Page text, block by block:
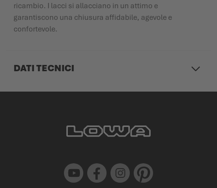
ricambio. I lacci si allacciano in un attimo e
garantiscono una chiusura affidabile, agevole e
confortevole.
DATI TECNICI
Youtube Facebook Instagram Pinterest